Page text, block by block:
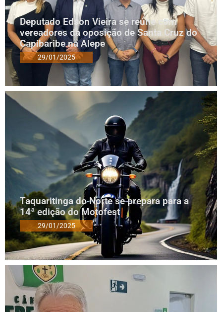
Deputado Edson Vieira se reúne com
vereadores da oposição de Santa Cruz do
Capibaribe na Alepe
29/01/2025
Taquaritinga do Norte se prepara para a
14ª edição do Motofest
29/01/2025